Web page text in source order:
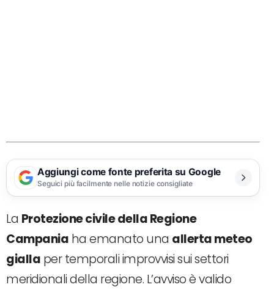
Aggiungi come fonte preferita su Google
Seguici più facilmente nelle notizie consigliate
La Protezione civile della Regione
Campania ha emanato una allerta meteo
gialla per temporali improvvisi sui settori
meridionali della regione. L’avviso è valido